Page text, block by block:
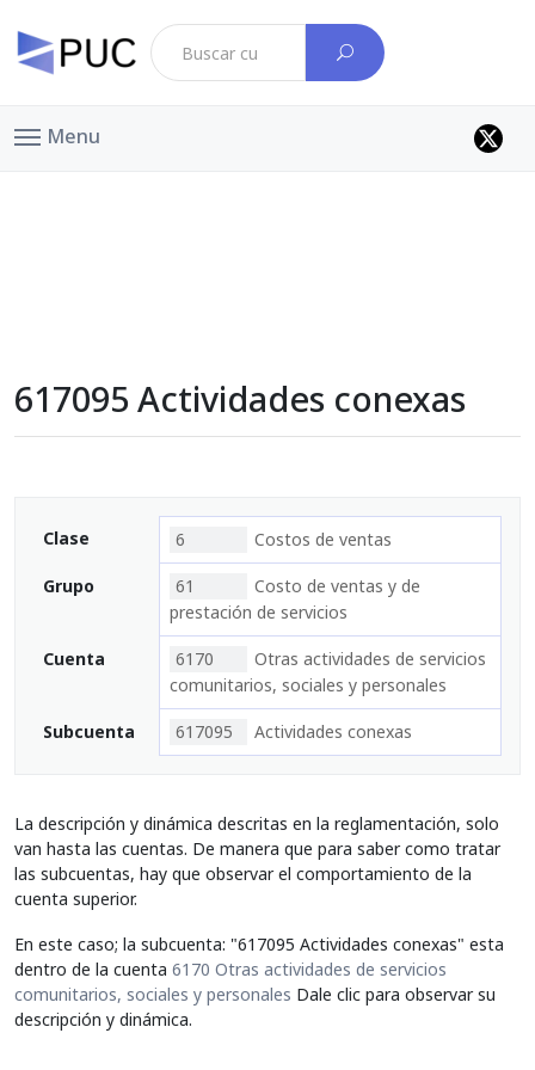
Menu
617095 Actividades conexas
Clase 6 Costos de ventas
Grupo 61
Costo de ventas y de
prestación de servicios
Cuenta 6170
Otras actividades de servicios
comunitarios, sociales y personales
Subcuenta 617095 Actividades conexas
La descripción y dinámica descritas en la reglamentación, solo
van hasta las cuentas. De manera que para saber como tratar
las subcuentas, hay que observar el comportamiento de la
cuenta superior.
En este caso; la subcuenta: "617095 Actividades conexas" esta
dentro de la cuenta 6170 Otras actividades de servicios
comunitarios, sociales y personales Dale clic para observar su
descripción y dinámica.